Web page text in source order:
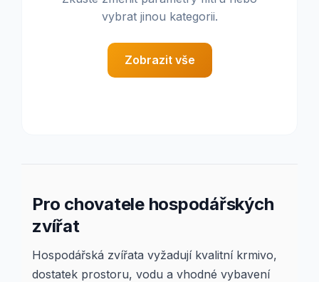
vybrat jinou kategorii.
Zobrazit vše
Pro chovatele hospodářských
zvířat
Hospodářská zvířata vyžadují kvalitní krmivo,
dostatek prostoru, vodu a vhodné vybavení